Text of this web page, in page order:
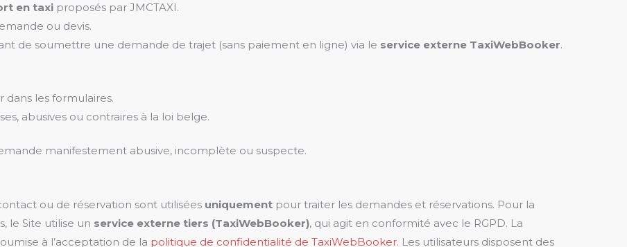
en taxi proposés par JMCTAXI.
ou devis.
de soumettre une demande de trajet (sans paiement en ligne) via le service externe TaxiWebBooker.
dans les formulaires.
abusives ou contraires à la loi belge.
manifestement abusive, incomplète ou suspecte.
ou de réservation sont utilisées uniquement pour traiter les demandes et réservations. Pour la
le Site utilise un service externe tiers (TaxiWebBooker), qui agit en conformité avec le RGPD. La
à l’acceptation de la politique de confidentialité de TaxiWebBooker. Les utilisateurs disposent des